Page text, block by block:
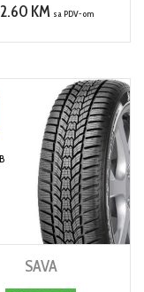
KM sa PDV-om
SAVA